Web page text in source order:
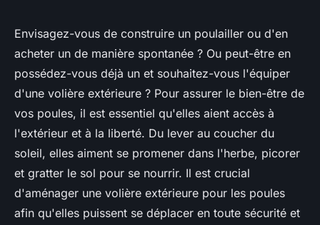
Quels sont les avantages de
mettre une volière extérieure
pour poules ?
benoit•6 novembre 2023•2 min de lecture
Envisagez-vous de construire un poulailler ou d'en
acheter un de manière spontanée ? Ou peut-être en
possédez-vous déjà un et souhaitez-vous l'équiper
d'une volière extérieure ? Pour assurer le bien-être de
vos poules, il est essentiel qu'elles aient accès à
l'extérieur et à la liberté. Du lever au coucher du
soleil, elles aiment se promener dans l'herbe, picorer
et gratter le sol pour se nourrir. Il est crucial
d'aménager une volière extérieure pour les poules
afin qu'elles puissent se déplacer en toute sécurité et